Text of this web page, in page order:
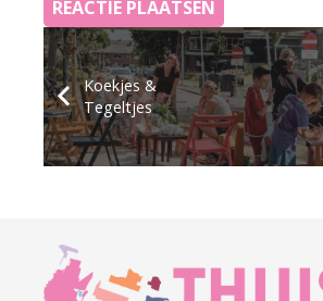
REACTIE PLAATSEN
Koekjes &
Tegeltjes